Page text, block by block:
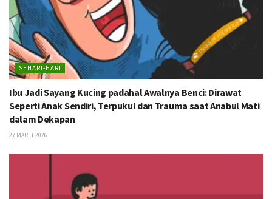
SEHARI-HARI
Ibu Jadi Sayang Kucing padahal Awalnya Benci: Dirawat
Seperti Anak Sendiri, Terpukul dan Trauma saat Anabul Mati
dalam Dekapan
27 MARET 2026